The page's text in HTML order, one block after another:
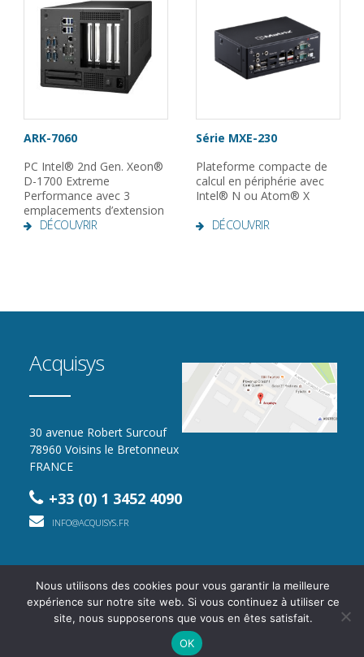
ARK-7060
PC Intel® 2nd Gen. Xeon®
D-1700 Extreme
Performance avec 3
emplacements d’extension
DÉCOUVRIR
Série MXE-230
Plateforme compacte de
calcul en périphérie avec
Intel® N ou Atom® X
DÉCOUVRIR
Acquisys
30 avenue Robert Surcouf
78960 Voisins le Bretonneux
FRANCE
+33 (0) 1 3452 4090
INFO@ACQUISYS.FR
2016 - 2026 - Tous droits réservés
Mentions légales
Confidentialité Crédits
Plan du site
Contact
Nous utilisons des cookies pour vous garantir la meilleure
expérience sur notre site web. Si vous continuez à utiliser ce
site, nous supposerons que vous en êtes satisfait.
OK